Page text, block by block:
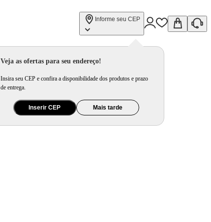
Informe seu CEP
Veja as ofertas para seu endereço!
Insira seu CEP e confira a disponibilidade dos produtos e prazo
de entrega.
Inserir CEP Mais tarde